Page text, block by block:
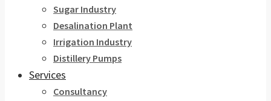
Sugar Industry
Desalination Plant
Irrigation Industry
Distillery Pumps
Services
Consultancy